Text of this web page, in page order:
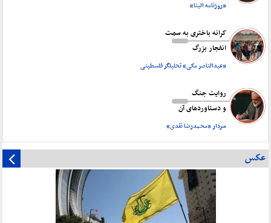
«روزنامه البنا»
کرانه باختری به سمت
انفجار بزرگ
«عبدالناصر مکی» تحلیلگر فلسطینی
روایت جنگ
و دستاورد‌های آن
سردار «محمدرضا نقدی»
عکس